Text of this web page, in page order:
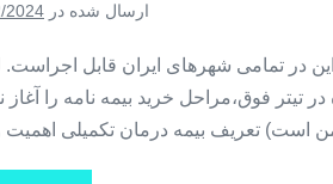
در
ارسال شده در 2024
در تمامی شهرهای ایران قابل اجراست.
فوق،مراحل خرید بیمه نامه را آغاز
من است) تعریف بیمه درمان تکمیلی